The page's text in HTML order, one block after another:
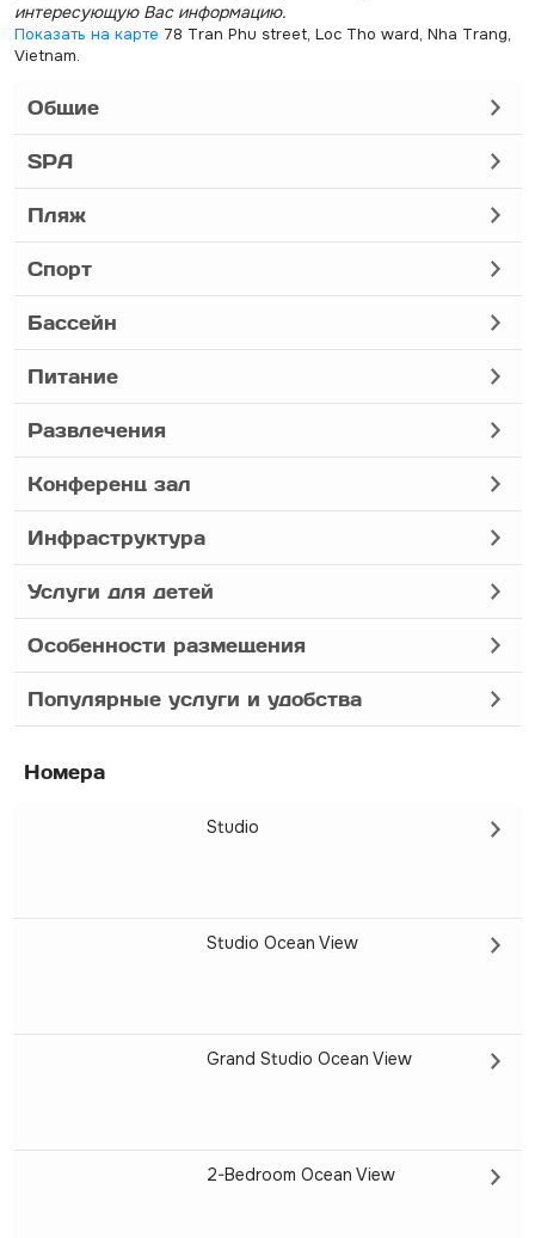
интересующую Вас информацию.
Показать на карте 78 Tran Phu street, Loc Tho ward, Nha Trang,
Vietnam.
Общие
SPA
Пляж
Спорт
Бассейн
Питание
Развлечения
Конференц зал
Инфраструктура
Услуги для детей
Особенности размещения
Популярные услуги и удобства
Номера
Studio
Studio Ocean View
Grand Studio Ocean View
2-Bedroom Ocean View